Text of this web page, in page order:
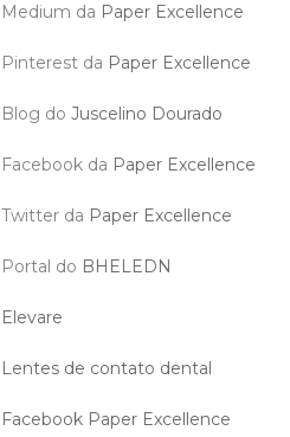
Medium da Paper Excellence
Pinterest da Paper Excellence
Blog do Juscelino Dourado
Facebook da Paper Excellence
Twitter da Paper Excellence
Portal do BHELEDN
Elevare
Lentes de contato dental
Facebook Paper Excellence